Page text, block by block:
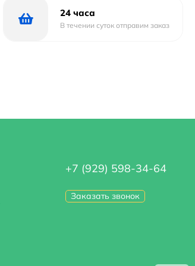
24 часа
В течении суток отправим заказ
+7 (929) 598-34-64
Заказать звонок